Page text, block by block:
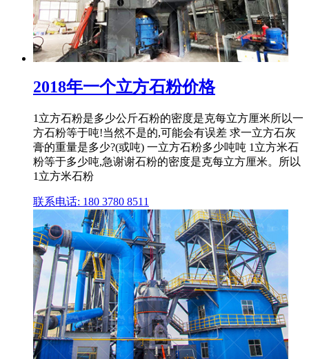
2018年一个立方石粉价格
1立方石粉是多少公斤石粉的密度是克每立方厘米所以一
方石粉等于吨!当然不是的,可能会有误差 求一立方石灰
膏的重量是多少?(或吨) 一立方石粉多少吨吨 1立方米石
粉等于多少吨,急谢谢石粉的密度是克每立方厘米。所以
1立方米石粉
联系电话: 180 3780 8511